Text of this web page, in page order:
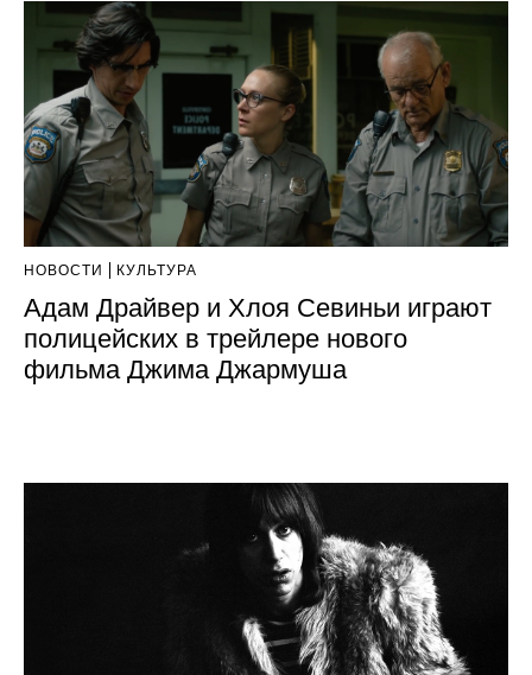
НОВОСТИ КУЛЬТУРА
Адам Драйвер и Хлоя Севиньи играют
полицейских в трейлере нового
фильма Джима Джармуша